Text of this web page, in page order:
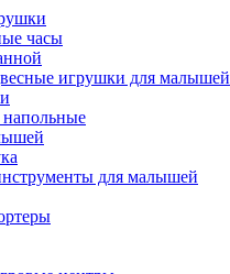
часы
игрушки для малышей
для малышей